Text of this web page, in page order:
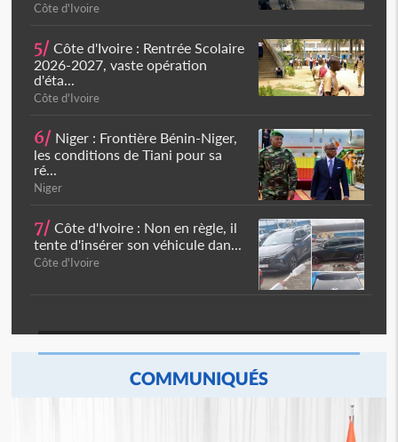
Côte d'Ivoire
5/ Côte d'Ivoire : Rentrée Scolaire
2026-2027, vaste opération
d'éta...
Côte d'Ivoire
6/ Niger : Frontière Bénin-Niger,
les conditions de Tiani pour sa
ré...
Niger
7/ Côte d'Ivoire : Non en règle, il
tente d'insérer son véhicule dan...
Côte d'Ivoire
COMMUNIQUÉS